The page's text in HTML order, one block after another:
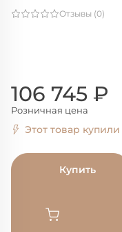
Отзывы (0)
106 745 ₽
Розничная цена
Этот товар купили
Купить